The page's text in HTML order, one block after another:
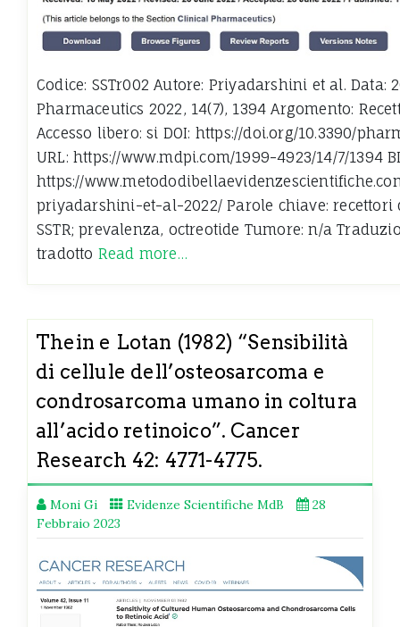
Codice: SSTr002 Autore: Priyadarshini et al. Data:
Pharmaceutics 2022, 14(7), 1394 Argomento:
Accesso libero: si DOI: https://doi.org/10.3390/
URL: https://www.mdpi.com/1999-4923/14/7/1394
https://
priyadarshini-et-al-2022/ Parole chiave: recettori
SSTR; prevalenza, octreotide Tumore: n/a
tradotto Read more…
Thein e Lotan (1982) “Sensibilità
di cellule dell’osteosarcoma e
condrosarcoma umano in coltura
all’acido retinoico”. Cancer
Research 42: 4771-4775.
Moni Gi Evidenze Scientifiche MdB
28
Febbraio 2023